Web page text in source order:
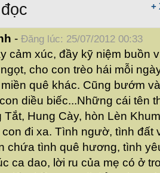
+
- Đăng lúc: 25/07/2012 00:33
cảm xúc, đầy kỹ niệm buồn
cho con trèo hái mỗi
quê khác. Cũng bướm
diều biếc...Những cái tên
Tắt, Hung Cày, hòn Lèn
đi xa. Tình ngườ, tình đất
chứa tình quê hương, tình
ca dao, lời ru của mẹ có ở